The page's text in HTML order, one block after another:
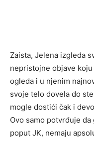
Zaista, Jelena izgleda
nepristojne objave
ogleda i u njenim
svoje telo dovela do
mogle dostići čak i
Ovo samo potvrđuje
poput JK, nemaju